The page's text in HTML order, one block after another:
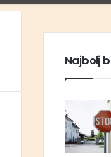
Najbolj